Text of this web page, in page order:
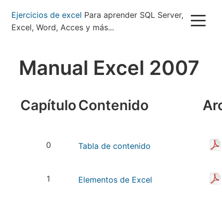
Pasar
contenido
Ejercicios de excel Para aprender SQL Server,
Excel, Word, Acces y más...
Manual Excel 2007
CapítuloContenido
0 Tabla de contenido
1 Elementos de Excel